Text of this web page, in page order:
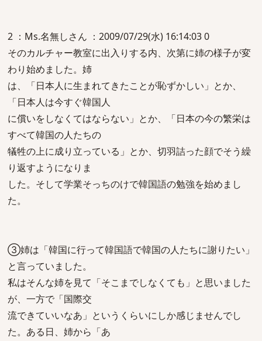
2 ：Ms.名無しさん ：2009/07/29(水) 16:14:03 0
そのカルチャー教室に出入りする内、次第に姉の様子が変
わり始めました。姉
は、「日本人に生まれてきたことが恥ずかしい」とか、
「日本人は今すぐ韓国人
に償いをしなくてはならない」とか、「日本の今の繁栄は
すべて韓国の人たちの
犠牲の上に成り立っている」とか、切羽詰った顔でそう繰
り返すようになりま
した。そして学業そっちのけで韓国語の勉強を始めまし
た。
③姉は「韓国に行って韓国語で韓国の人たちに謝りたい」
と言っていました。
私はそんな姉を見て「そこまでしなくても」と思いました
が、一方で「国際交
流できていいなあ」というくらいにしか感じませんでし
た。ある日、姉から「あ